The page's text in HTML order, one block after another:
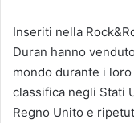
Inseriti nella
Duran hanno
mondo durante i
classifica negli Stati
Regno Unito e